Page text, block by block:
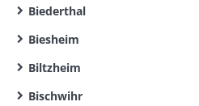
Biederthal
Biesheim
Biltzheim
Bischwihr